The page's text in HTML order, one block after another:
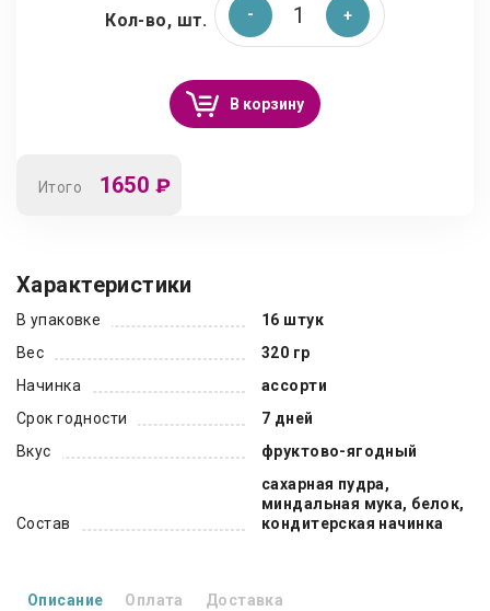
Кол-во, шт.
В корзину
Итого 1650 ₽
Характеристики
В упаковке
16 штук
Вес
320 гр
Начинка
ассорти
Срок годности
7 дней
Вкус
фруктово-ягодный
Состав
сахарная пудра,
миндальная мука, белок,
кондитерская начинка
Описание Оплата Доставка